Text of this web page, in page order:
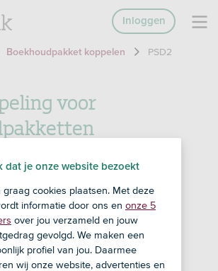
Inloggen
Boekhoudpakket koppelen
PSD2
voor
leveranciers mogelijk ook een
aan. Informeer bij de leverancier
naar de mogelijkheden.
en mogelijke kosten
dat je onze website bezoekt
graag cookies plaatsen. Met deze
informatie door ons en onze 5
over jou verzameld en jouw
gevolgd. We maken een
profiel van jou. Daarmee
wij onze website, advertenties en